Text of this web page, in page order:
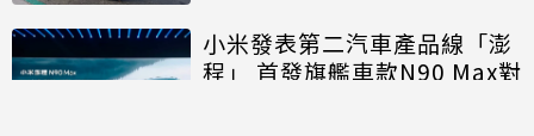
小米發表第二汽車產品線「澎
程」 首發旗艦車款N90 Max對